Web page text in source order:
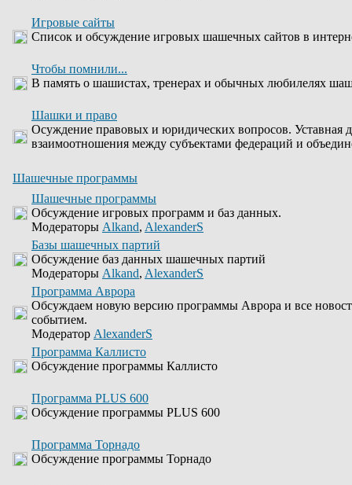
Игровые сайты
Список и обсуждение игровых шашечных сайтов в
Чтобы помнили...
В память о шашистах, тренерах и обычных любилелях
Шашки и право
Осуждение правовых и юридических вопросов. Уставная
взаимоотношения между субъектами федераций и
Шашечные программы
Шашечные программы
Обсуждение игровых программ и баз данных.
Модераторы Alkand, AlexanderS
Базы шашечных партий
Обсуждение баз данных шашечных партий
Модераторы Alkand, AlexanderS
Программа Аврора
Обсуждаем новую версию программы Аврора и все
событием.
Модератор AlexanderS
Программа Каллисто
Обсуждение программы Каллисто
Программа PLUS 600
Обсуждение программы PLUS 600
Программа Торнадо
Обсуждение программы Торнадо